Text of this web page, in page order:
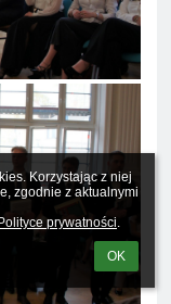
Korzystając z niej
zgodnie z aktualnymi
Polityce prywatności.
OK